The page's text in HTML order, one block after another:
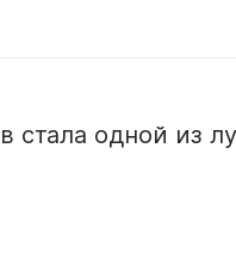
стала одной из